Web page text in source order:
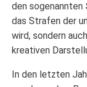
den sogenannten
das Strafen der
wird, sondern
kreativen
In den letzten